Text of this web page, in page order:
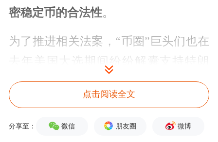
密稳定币的合法性。
为了推进相关法案，“币圈”巨头们也在
去年美国大选期间纷纷解囊支持特朗
普，这些金主们也受邀在周五签字仪式
的前排就坐。
根据特朗普点名，到场的首席执行官们
点击阅读全文
分享至： 微信 朋友圈 微博